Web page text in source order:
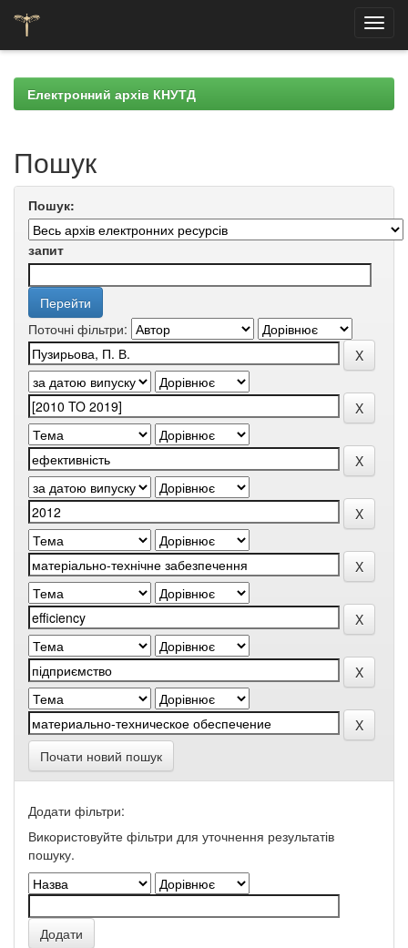
navigationЕлектронний архів КНУТД
Пошук
Пошук:
запит
Поточні фільтри:
Почати новий пошук
Додати фільтри:
Використовуйте фільтри для уточнення результатів
пошуку.